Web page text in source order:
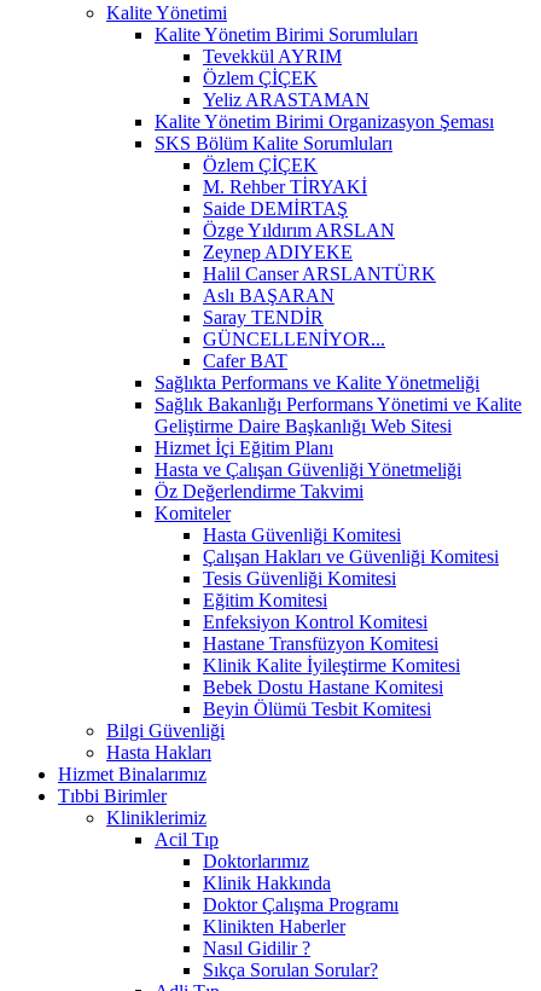
Kalite Yönetimi
Kalite Yönetim Birimi Sorumluları
Tevekkül AYRIM
Özlem ÇİÇEK
Yeliz ARASTAMAN
Kalite Yönetim Birimi Organizasyon Şeması
SKS Bölüm Kalite Sorumluları
Özlem ÇİÇEK
M. Rehber TİRYAKİ
Saide DEMİRTAŞ
Özge Yıldırım ARSLAN
Zeynep ADIYEKE
Halil Canser ARSLANTÜRK
Aslı BAŞARAN
Saray TENDİR
GÜNCELLENİYOR...
Cafer BAT
Sağlıkta Performans ve Kalite Yönetmeliği
Sağlık Bakanlığı Performans Yönetimi ve Kalite
Geliştirme Daire Başkanlığı Web Sitesi
Hizmet İçi Eğitim Planı
Hasta ve Çalışan Güvenliği Yönetmeliği
Öz Değerlendirme Takvimi
Komiteler
Hasta Güvenliği Komitesi
Çalışan Hakları ve Güvenliği Komitesi
Tesis Güvenliği Komitesi
Eğitim Komitesi
Enfeksiyon Kontrol Komitesi
Hastane Transfüzyon Komitesi
Klinik Kalite İyileştirme Komitesi
Bebek Dostu Hastane Komitesi
Beyin Ölümü Tesbit Komitesi
Bilgi Güvenliği
Hasta Hakları
Hizmet Binalarımız
Tıbbi Birimler
Kliniklerimiz
Acil Tıp
Doktorlarımız
Klinik Hakkında
Doktor Çalışma Programı
Klinikten Haberler
Nasıl Gidilir ?
Sıkça Sorulan Sorular?